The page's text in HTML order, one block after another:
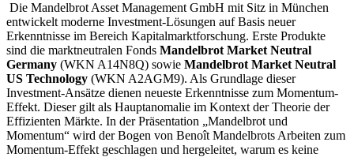
Die Mandelbrot Asset Management GmbH mit Sitz in München
entwickelt moderne Investment-Lösungen auf Basis neuer
Erkenntnisse im Bereich Kapitalmarktforschung. Erste Produkte
sind die marktneutralen Fonds Mandelbrot Market Neutral
Germany (WKN A14N8Q) sowie Mandelbrot Market Neutral
US Technology (WKN A2AGM9). Als Grundlage dieser
Investment-Ansätze dienen neueste Erkenntnisse zum Momentum-
Effekt. Dieser gilt als Hauptanomalie im Kontext der Theorie der
Effizienten Märkte. In der Präsentation „Mandelbrot und
Momentum“ wird der Bogen von Benoît Mandelbrots Arbeiten zum
Momentum‐Effekt geschlagen und hergeleitet, warum es keine